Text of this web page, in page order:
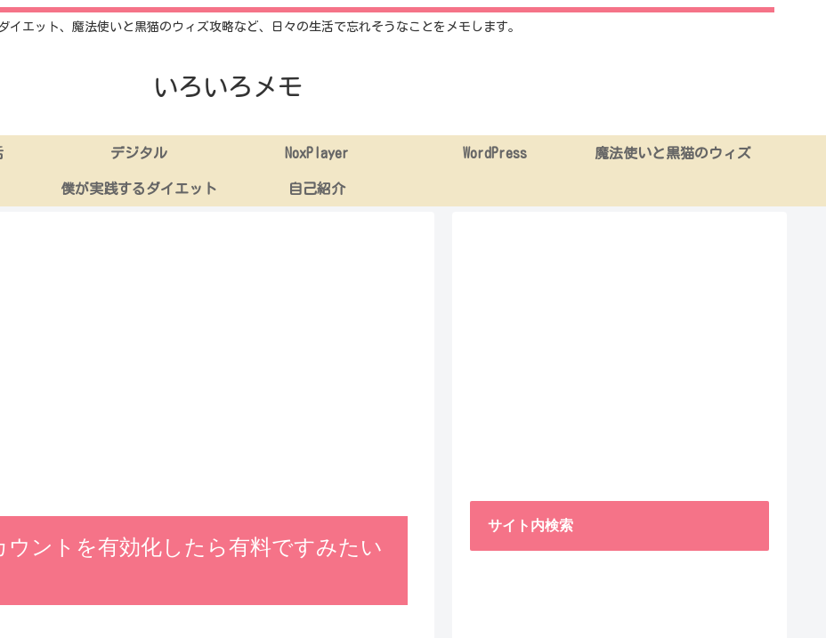
イエット、魔法使いと黒猫のウィズ攻略など、日々の生活で忘れそうなことをメモします。
いろいろメモ
デジタル NoxPlayer WordPress 魔法使いと黒猫のウィズ
僕が実践するダイエット 自己紹介
ウントを有効化したら有料ですみたい
サイト内検索